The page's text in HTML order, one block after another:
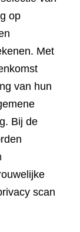
op
Met
van hun
Bij de
scan